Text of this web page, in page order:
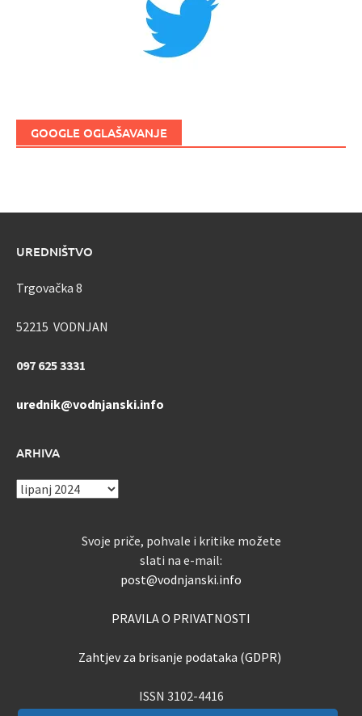
GOOGLE OGLAŠAVANJE
UREDNIŠTVO
Trgovačka 8
52215 VODNJAN
097 625 3331
urednik@vodnjanski.info
ARHIVA
ARHIVA
Svoje priče, pohvale i kritike možete
slati na e-mail:
post@vodnjanski.info
PRAVILA O PRIVATNOSTI
Zahtjev za brisanje podataka (GDPR)
ISSN 3102-4416